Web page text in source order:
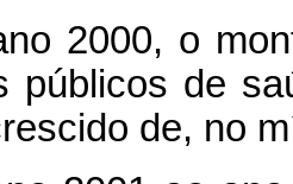
2000, o
públicos de
de, no